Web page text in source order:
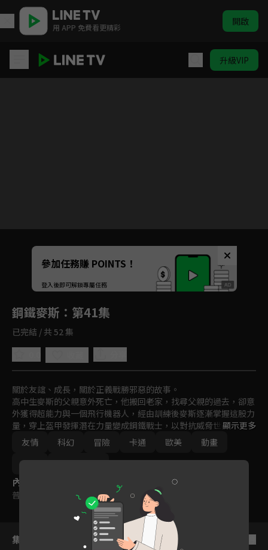
用 APP 免費看更精彩 開啟
升級VIP
Unmute
如有不便請見諒
參加任務賺 POINTS！
登入後即可解鎖專屬任務
鋼鐵麥斯 ：第41集
已完結 / 共 52 集
關於友誼、成長，關於正義戰勝邪惡的故事。
高中生麥斯的父親意外死亡，他搬回老家，找尋父親的過去，卻意
外獲得超能力與一個飛行機器人，經由訓練後麥斯逐漸掌握這股力
量，穿上盔甲發揮潛在力量變成鋼鐵戰士，以對抗威脅世界的神祕
力量。
顯示更多
友情
科幻 冒險 卡通 歐美
動畫
免費
2011-2015
內容標籤
普遍級
集數列表